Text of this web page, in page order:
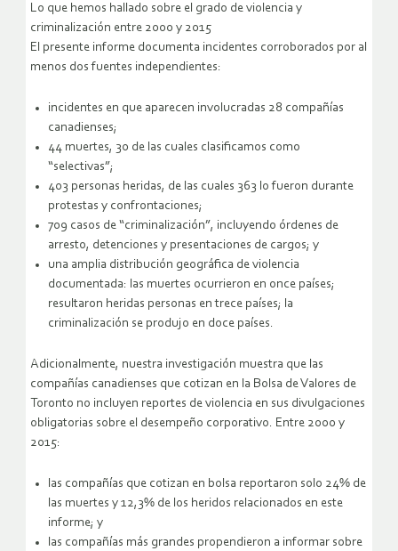
Lo que hemos hallado sobre el grado de violencia y
criminalización entre 2000 y 2015
El presente informe documenta incidentes corroborados por al
menos dos fuentes independientes:
incidentes en que aparecen involucradas 28 compañías
canadienses;
44 muertes, 30 de las cuales clasificamos como
“selectivas”;
403 personas heridas, de las cuales 363 lo fueron durante
protestas y confrontaciones;
709 casos de “criminalización”, incluyendo órdenes de
arresto, detenciones y presentaciones de cargos; y
una amplia distribución geográfica de violencia
documentada: las muertes ocurrieron en once países;
resultaron heridas personas en trece países; la
criminalización se produjo en doce países.
Adicionalmente, nuestra investigación muestra que las
compañías canadienses que cotizan en la Bolsa de Valores de
Toronto no incluyen reportes de violencia en sus divulgaciones
obligatorias sobre el desempeño corporativo. Entre 2000 y
2015:
las compañías que cotizan en bolsa reportaron solo 24% de
las muertes y 12,3% de los heridos relacionados en este
informe; y
las compañías más grandes propendieron a informar sobre